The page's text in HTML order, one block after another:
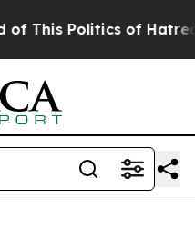
Politics of Hatred”